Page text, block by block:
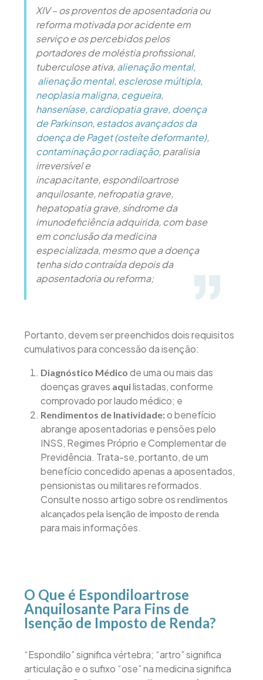
XIV – os proventos de aposentadoria ou
reforma motivada por acidente em
serviço e os percebidos pelos
portadores de moléstia profissional,
tuberculose ativa, alienação mental,
alienação mental, esclerose múltipla,
neoplasia maligna, cegueira,
hanseníase, cardiopatia grave, doença
de Parkinson, estados avançados da
doença de Paget (osteíte deformante),
contaminação por radiação,paralisia
irreversível e
incapacitante, espondiloartrose
anquilosante, nefropatia grave,
hepatopatia grave, síndrome da
imunodeficiência adquirida, com base
em conclusão da medicina
especializada, mesmo que a doença
tenha sido contraída depois da
aposentadoria ou reforma;
Portanto, devem ser preenchidos dois requisitos
cumulativos para concessão da isenção:
Diagnóstico Médico de uma ou mais das
doenças graves aquilistadas, conforme
comprovado por laudo médico; e
Rendimentos de Inatividade:o benefício
abrange aposentadorias e pensões pelo
INSS, Regimes Próprio e Complementar de
Previdência. Trata-se, portanto, de um
benefício concedido apenas a aposentados,
pensionistas ou militares reformados.
Consulte nosso artigo sobre os rendimentos
alcançados pela isenção de imposto de renda
para mais informações.
O Que é Espondiloartrose
Anquilosante Para Fins de
Isenção de Imposto de Renda?
“Espondilo” significa vértebra; “artro” significa
articulação e o sufixo “ose” na medicina significa